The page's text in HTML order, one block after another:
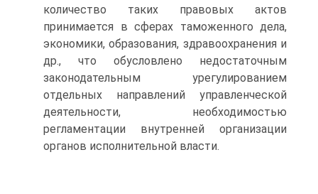
количество таких правовых актов
принимается в сферах таможенного дела,
экономики, образования, здравоохранения и
др., что обусловлено недостаточным
законодательным урегулированием
отдельных направлений управленческой
деятельности, необходимостью
регламентации внутренней организации
органов исполнительной власти.